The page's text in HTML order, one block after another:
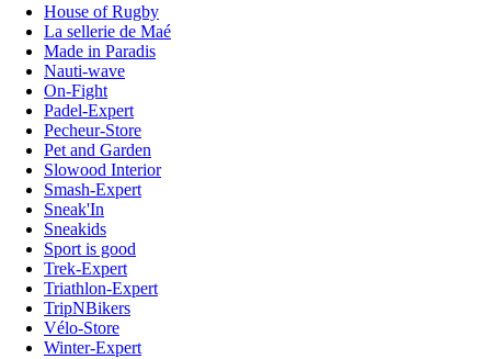
House of Rugby
La sellerie de Maé
Made in Paradis
Nauti-wave
On-Fight
Padel-Expert
Pecheur-Store
Pet and Garden
Slowood Interior
Smash-Expert
Sneak'In
Sneakids
Sport is good
Trek-Expert
Triathlon-Expert
TripNBikers
Vélo-Store
Winter-Expert